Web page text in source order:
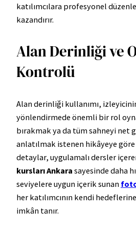
katılımcılara profesyonel
kazandırır.
Alan Derinliği ve
Kontrolü
Alan derinliği kullanımı,
yönlendirmede önemli bir rol
bırakmak ya da tüm sahneyi net
anlatılmak istenen hikâyeye
detaylar, uygulamalı dersler
kursları Ankara sayesinde daha
seviyelere uygun içerik sunan
her katılımcının kendi
imkân tanır.